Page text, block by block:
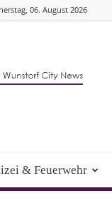
06. August 2026
News
& Feuerwehr